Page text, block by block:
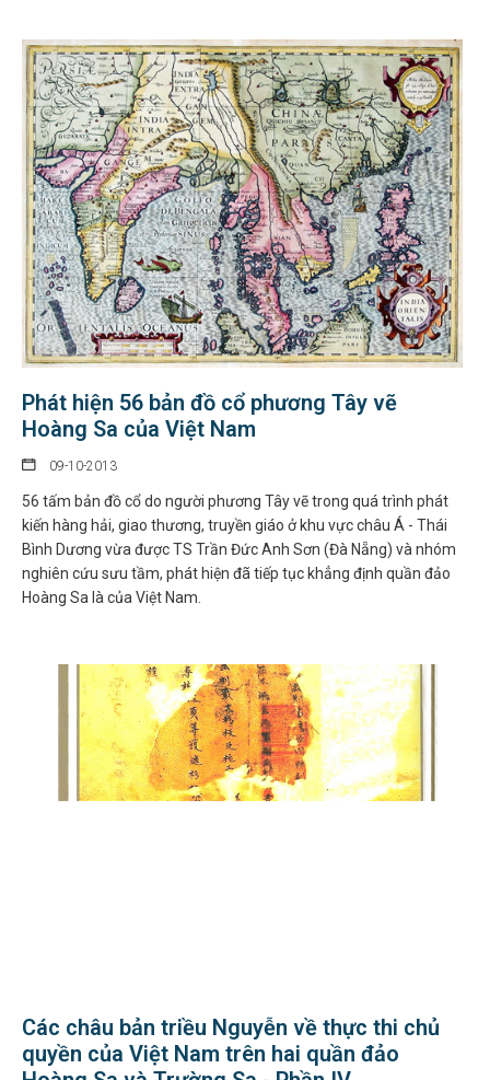
Phát hiện 56 bản đồ cổ phương Tây vẽ
Hoàng Sa của Việt Nam
09-10-2013
56 tấm bản đồ cổ do người phương Tây vẽ trong quá trình phát
kiến hàng hải, giao thương, truyền giáo ở khu vực châu Á - Thái
Bình Dương vừa được TS Trần Đức Anh Sơn (Đà Nẵng) và nhóm
nghiên cứu sưu tầm, phát hiện đã tiếp tục khẳng định quần đảo
Hoàng Sa là của Việt Nam.
Các châu bản triều Nguyễn về thực thi chủ
quyền của Việt Nam trên hai quần đảo